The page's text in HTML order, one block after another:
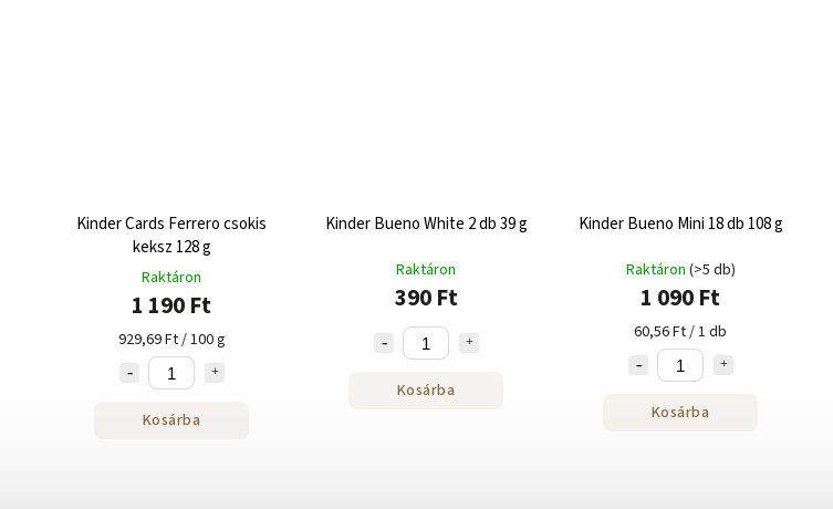
Kinder Cards Ferrero csokis
keksz 128 g
Raktáron
1 190 Ft
929,69 Ft / 100 g
Kosárba
Kinder Bueno White 2 db 39 g
Raktáron
390 Ft
Kosárba
Kinder Bueno Mini 18 db 108 g
Raktáron (>5 db)
1 090 Ft
60,56 Ft / 1 db
Kosárba